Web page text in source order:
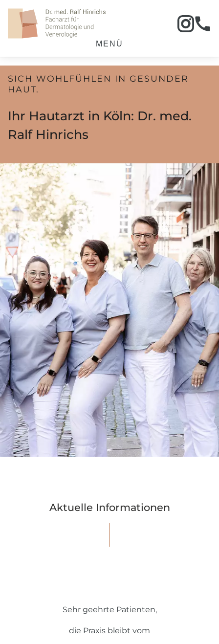
MENÜ
SICH WOHLFÜHLEN IN GESUNDER
HAUT.
Ihr Hautarzt in Köln: Dr. med.
Ralf Hinrichs
Aktuelle Informationen
Sehr geehrte Patienten,
die Praxis bleibt vom